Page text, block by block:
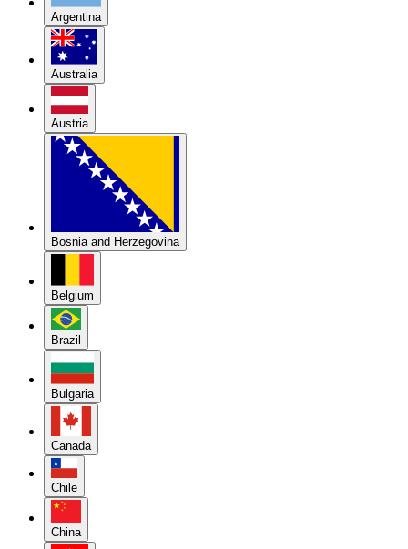
Argentina
Australia
Austria
Bosnia and Herzegovina
Belgium
Brazil
Bulgaria
Canada
Chile
China